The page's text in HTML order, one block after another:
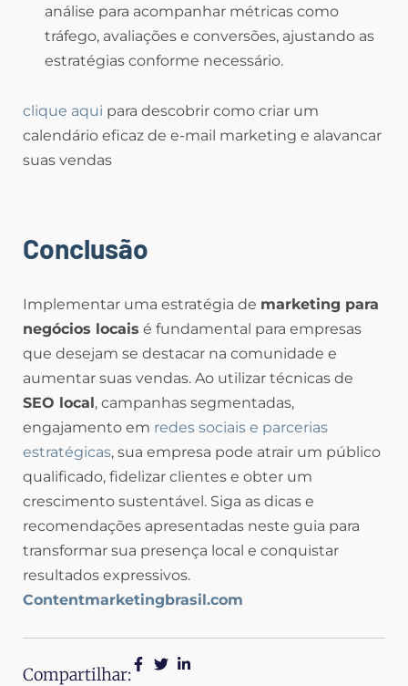
análise para acompanhar métricas como
tráfego, avaliações e conversões, ajustando as
estratégias conforme necessário.
clique aqui para descobrir como criar um
calendário eficaz de e-mail marketing e alavancar
suas vendas
Conclusão
Implementar uma estratégia de marketing para
negócios locais é fundamental para empresas
que desejam se destacar na comunidade e
aumentar suas vendas. Ao utilizar técnicas de
SEO local, campanhas segmentadas,
engajamento em redes sociais e parcerias
estratégicas, sua empresa pode atrair um público
qualificado, fidelizar clientes e obter um
crescimento sustentável. Siga as dicas e
recomendações apresentadas neste guia para
transformar sua presença local e conquistar
resultados expressivos.
Contentmarketingbrasil.com
Compartilhar: